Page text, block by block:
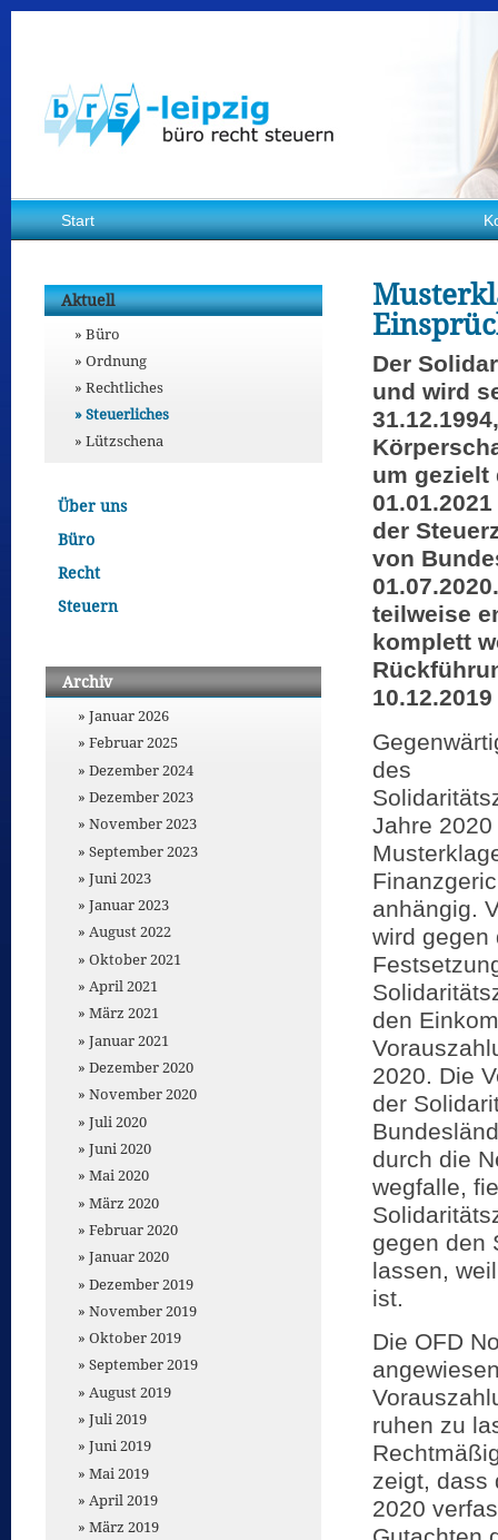
Start
Der
und wird
um gezielt
der
von
teilweise
komplett
des
Jahre 2020
anhängig.
wird gegen
den
2020. Die
der
durch die
wegfalle,
gegen den
lassen,
ist.
Die OFD
ruhen zu
zeigt, dass
2020
Aktuell
Büro
Ordnung
Rechtliches
Steuerliches
Lützschena
Über uns
Büro
Recht
Steuern
Archiv
Januar 2026
Februar 2025
Dezember 2024
Dezember 2023
November 2023
September 2023
Juni 2023
Januar 2023
August 2022
Oktober 2021
April 2021
März 2021
Januar 2021
Dezember 2020
November 2020
Juli 2020
Juni 2020
Mai 2020
März 2020
Februar 2020
Januar 2020
Dezember 2019
November 2019
Oktober 2019
September 2019
August 2019
Juli 2019
Juni 2019
Mai 2019
April 2019
März 2019